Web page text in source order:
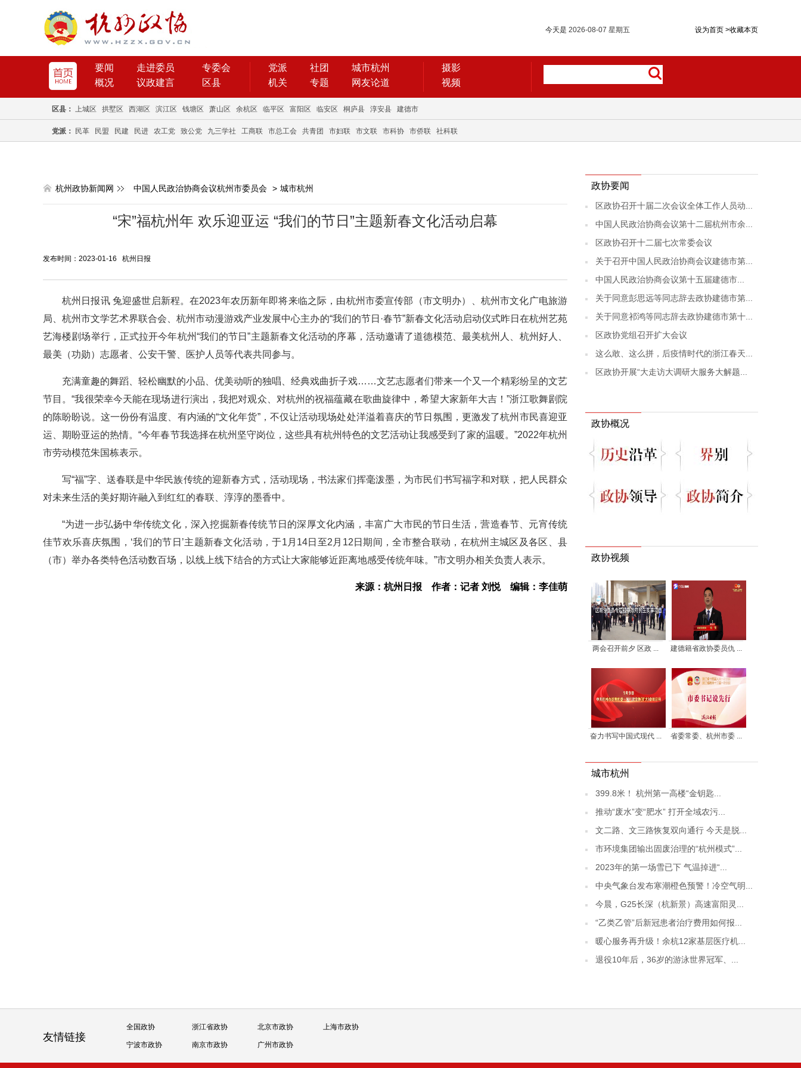
设为首页 >收藏本页
今天是 2026-08-07 星期五
要闻 走进委员
专委会
概况
议政建言 区县
党派 社团
城市杭州
机关
专题 网友论道
摄影
视频
区县： 上城区 拱墅区 西湖区 滨江区 钱塘区 萧山区 余杭区 临平区 富阳区 临安区 桐庐县 淳安县 建德市
党派： 民革 民盟 民建 民进 农工党 致公党 九三学社 工商联 市总工会 共青团 市妇联 市文联 市科协 市侨联 社科联
杭州政协新闻网 中国人民政治协商会议杭州市委员会 > 城市杭州
“宋”福杭州年 欢乐迎亚运 “我们的节日”主题新春文化活动启幕
发布时间：2023-01-16 杭州日报
杭州日报讯 兔迎盛世启新程。在2023年农历新年即将来临之际，由杭州市委宣传部（市文明办）、杭州市文化广电旅游
局、杭州市文学艺术界联合会、杭州市动漫游戏产业发展中心主办的“我们的节日·春节”新春文化活动启动仪式昨日在杭州艺苑
艺海楼剧场举行，正式拉开今年杭州“我们的节日”主题新春文化活动的序幕，活动邀请了道德模范、最美杭州人、杭州好人、
最美（功勋）志愿者、公安干警、医护人员等代表共同参与。
充满童趣的舞蹈、轻松幽默的小品、优美动听的独唱、经典戏曲折子戏……文艺志愿者们带来一个又一个精彩纷呈的文艺
节目。“我很荣幸今天能在现场进行演出，我把对观众、对杭州的祝福蕴藏在歌曲旋律中，希望大家新年大吉！”浙江歌舞剧院
的陈盼盼说。这一份份有温度、有内涵的“文化年货”，不仅让活动现场处处洋溢着喜庆的节日氛围，更激发了杭州市民喜迎亚
运、期盼亚运的热情。“今年春节我选择在杭州坚守岗位，这些具有杭州特色的文艺活动让我感受到了家的温暖。”2022年杭州
市劳动模范朱国栋表示。
写“福”字、送春联是中华民族传统的迎新春方式，活动现场，书法家们挥毫泼墨，为市民们书写福字和对联，把人民群众
对未来生活的美好期许融入到红红的春联、淳淳的墨香中。
“为进一步弘扬中华传统文化，深入挖掘新春传统节日的深厚文化内涵，丰富广大市民的节日生活，营造春节、元宵传统
佳节欢乐喜庆氛围，‘我们的节日’主题新春文化活动，于1月14日至2月12日期间，全市整合联动，在杭州主城区及各区、县
（市）举办各类特色活动数百场，以线上线下结合的方式让大家能够近距离地感受传统年味。”市文明办相关负责人表示。
来源：杭州日报 作者：记者 刘悦 编辑：李佳萌
政协要闻
区政协召开十届二次会议全体工作人员动...
中国人民政治协商会议第十二届杭州市余...
区政协召开十二届七次常委会议
关于召开中国人民政治协商会议建德市第...
​中国人民政治协商会议第十五届建德市...
关于同意彭思远等同志辞去政协建德市第...
关于同意祁鸿等同志辞去政协建德市第十...
区政协党组召开扩大会议
这么敢、这么拼，后疫情时代的浙江春天...
区政协开展“大走访大调研大服务大解题...
政协概况
政协视频
两会召开前夕 区政 ... 建德籍省政协委员仇 ...
奋力书写中国式现代 ... 省委常委、杭州市委 ...
城市杭州
399.8米！ 杭州第一高楼“金钥匙...
推动“废水”变“肥水” 打开全域农污...
文二路、文三路恢复双向通行 今天是脱...
市环境集团输出固废治理的“杭州模式”...
2023年的第一场雪已下 气温掉进“...
中央气象台发布寒潮橙色预警！冷空气明...
今晨，G25长深（杭新景）高速富阳灵...
“乙类乙管”后新冠患者治疗费用如何报...
暖心服务再升级！余杭12家基层医疗机...
退役10年后，36岁的游泳世界冠军、...
友情链接
全国政协 浙江省政协 北京市政协 上海市政协
宁波市政协 南京市政协 广州市政协